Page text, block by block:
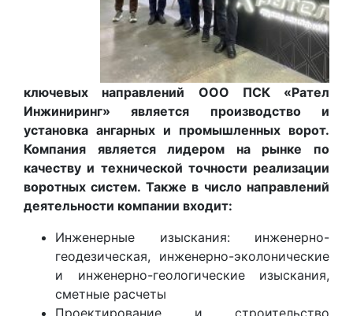
ключевых направлений ООО ПСК «Рател
Инжиниринг» является производство и
установка ангарных и промышленных ворот.
Компания является лидером на рынке по
качеству и технической точности реализации
воротных систем. Также в число направлений
деятельности компании входит:
Инженерные изыскания: инженерно-
геодезическая, инженерно-эколонические
и инженерно-геологические изыскания,
сметные расчеты
Проектирование и строительство